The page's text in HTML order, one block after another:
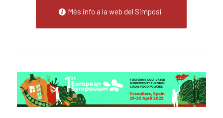
Més info a la web del Simposi